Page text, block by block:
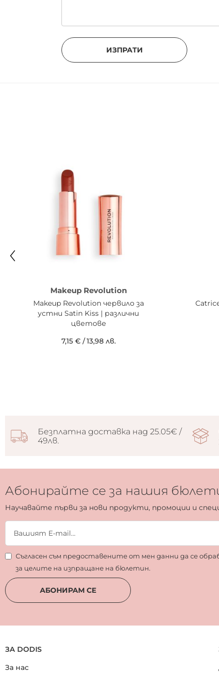
ИЗПРАТИ
Makeup Revolution
Makeup Revolution червило за
устни Satin Kiss | различни
цветове
7,15 €/13,98 лв.
Безплатна доставка над 25.05€ /
49лв.
Абонирайте се за нашия
Научавайте първи за нови продукти, промоции и
Съгласен съм предоставените от мен данни да се
за целите на изпращане на бюлетин.
АБОНИРАМ СЕ
ЗА DODIS
За нас